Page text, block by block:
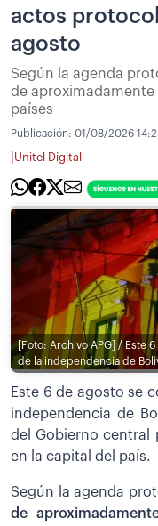
actos
agosto
Según la agenda
de
países
Publicación: 01/08/2026
Unitel Digital
[Foto: Archivo APG] / Este
de la independencia de
Este 6 de agosto se
independencia de
del Gobierno central
en la capital del país.
Según la agenda
de